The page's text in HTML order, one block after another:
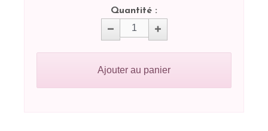
Quantité :
Ajouter au panier